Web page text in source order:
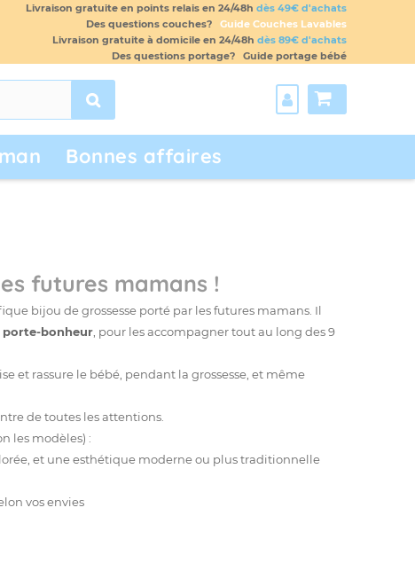
Livraison gratuite en points relais en 24/48h dès 49€ d'achats
Des questions couches?
Guide Couches Lavables
Livraison gratuite à domicile en 24/48h dès 89€ d'achats
Des questions portage?
Guide portage bébé
Bonnes affaires
futures mamans !
bijou de grossesse porté par les futures mamans. Il
porte-bonheur , pour les accompagner tout au long des 9
et rassure le bébé, pendant la grossesse, et même
de toutes les attentions.
les modèles) :
et une esthétique moderne ou plus traditionnelle
vos envies